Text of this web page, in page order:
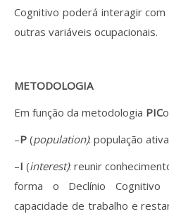
Cognitivo poderá interagir
outras variáveis ocupacionais.
METODOLOGIA
Em função da metodologia PIC
–P (population): população
–I (interest): reunir
forma o Declínio
capacidade de trabalho e